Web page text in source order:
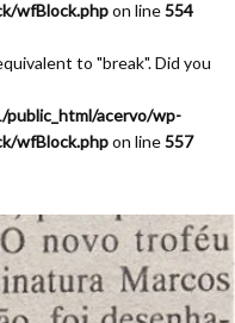
wfBlock.phpon line554
to "break". Did you
acervo/wp-
wfBlock.phpon line557
13a. Edição - 1995